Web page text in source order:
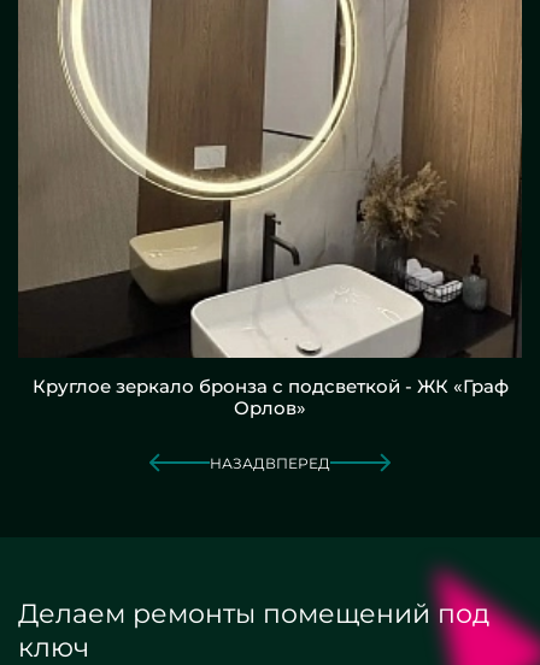
Круглое зеркало бронза с подсветкой - ЖК «Граф
Орлов»
НАЗАД ВПЕРЕД
Делаем ремонты помещений под
ключ